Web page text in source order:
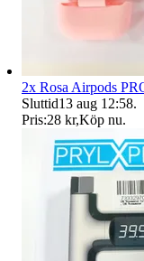
2x Rosa Airpods
Sluttid13 aug 12:58.
Pris:28 kr,Köp nu.